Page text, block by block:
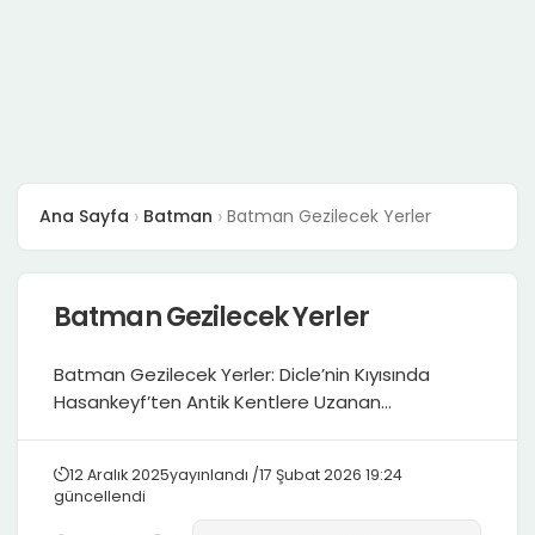
Ana Sayfa Batman Batman Gezilecek Yerler
Batman Gezilecek Yerler
Batman Gezilecek Yerler: Dicle’nin Kıyısında
Hasankeyf’ten Antik Kentlere Uzanan
binlerce yıllık Mezopotamya hafızasına temas
eden çok güçlü bir rota. Dicle Nehri’nin
12 Aralık 2025yayınlandı /17 Şubat 2026 19:24
güncellendi